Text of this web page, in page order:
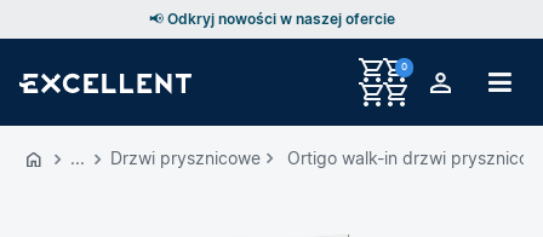
📢 Odkryj nowości w naszej ofercie
0
Drzwi prysznicowe Ortigo walk-in drzwi